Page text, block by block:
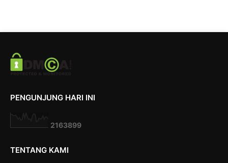
PENGUNJUNG HARI INI
2163899
TENTANG KAMI